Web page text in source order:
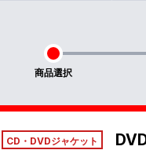
商品選択
CD・DVDジャケット